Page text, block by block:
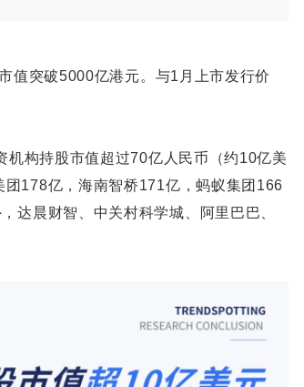
值突破5000亿港元。与1月上市发行价
构持股市值超过70亿人民币（约10亿美
178亿，海南智桥171亿，蚂蚁集团166
达晨财智、中关村科学城、阿里巴巴、